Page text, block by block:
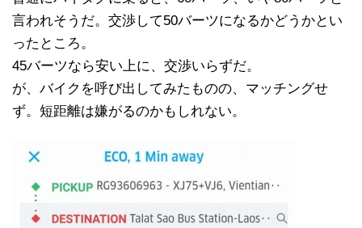
言われそうだ。交渉して50バーツになるかどうかとい
ったところ。
45バーツなら安い上に、交渉いらずだ。
が、バイクを呼び出してみたものの、マッチングせ
ず。短距離は嫌がるのかもしれない。